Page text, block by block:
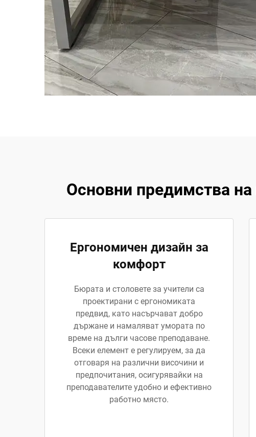
Основни предимства
Ергономичен дизайн за
комфорт
Бюрата и столовете за учители са
проектирани с ергономиката
предвид, като насърчават добро
държане и намаляват умората по
време на дълги часове преподаване.
Всеки елемент е регулируем, за да
отговаря на различни височини и
предпочитания, осигурявайки на
преподавателите удобно и ефективно
работно място.